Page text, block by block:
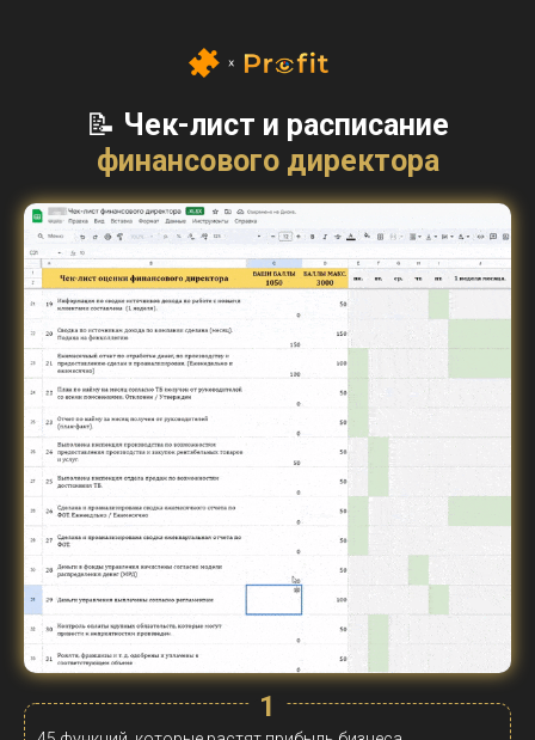
📝 Чек-лист и расписание
финансового директора
1